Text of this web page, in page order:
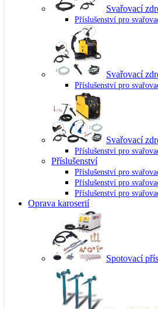
Svařovací
Příslušenství pro
Svařovací
Příslušenství pro
Svařovací
Příslušenství pro
Příslušenství
Příslušenství pro
Příslušenství pro
Příslušenství pro
Oprava karoserií
Spotovací